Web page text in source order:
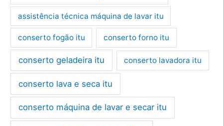
assistência técnica máquina de lavar itu
conserto fogão itu conserto forno itu
conserto geladeira itu conserto lavadora itu
conserto lava e seca itu
conserto máquina de lavar e secar itu